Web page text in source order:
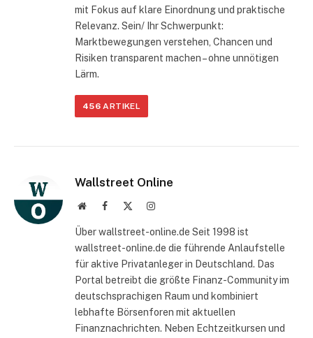
mit Fokus auf klare Einordnung und praktische
Relevanz. Sein/ Ihr Schwerpunkt:
Marktbewegungen verstehen, Chancen und
Risiken transparent machen – ohne unnötigen
Lärm.
456 ARTIKEL
Wallstreet Online
WebsiteFacebook Instagram
Über wallstreet-online.de Seit 1998 ist
wallstreet-online.de die führende Anlaufstelle
für aktive Privatanleger in Deutschland. Das
Portal betreibt die größte Finanz-Community im
deutschsprachigen Raum und kombiniert
lebhafte Börsenforen mit aktuellen
Finanznachrichten. Neben Echtzeitkursen und